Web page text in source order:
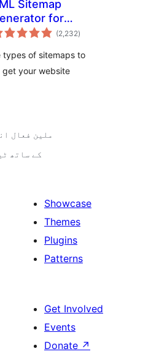
Sitemap
for
(2,232مجموعی
درجہ
)
types of sitemaps to
get your website
1+ ملین فعال
7.0.3 کے ساتھ
Showcase
Themes
Plugins
Patterns
Get Involved
Events
Donate ↗